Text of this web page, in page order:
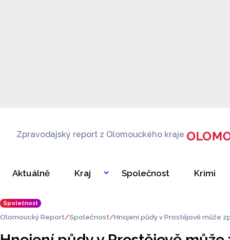
Zpravodajský report z Olomouckého kraje
Aktuálně Kraj Společnost Krimi
Společnost
Olomoucký Report Společnost Hnojení půdy v Prostějově může